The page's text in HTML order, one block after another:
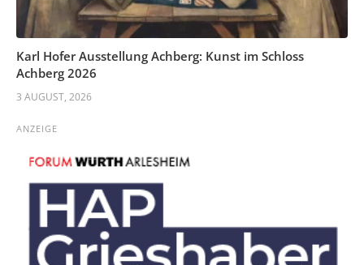
Karl Hofer Ausstellung Achberg: Kunst im Schloss
Achberg 2026
3 AUGUST, 2026
ANZEIGE